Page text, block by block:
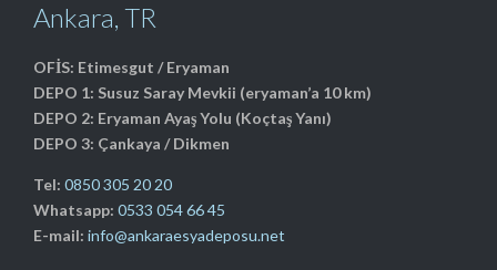
Ankara, TR
OFİS: Etimesgut / Eryaman
DEPO 1: Susuz Saray Mevkii (eryaman’a 10 km)
DEPO 2: Eryaman Ayaş Yolu (Koçtaş Yanı)
DEPO 3: Çankaya / Dikmen
Tel: 0850 305 20 20
Whatsapp: 0533 054 66 45
E-mail: info@ankaraesyadeposu.net